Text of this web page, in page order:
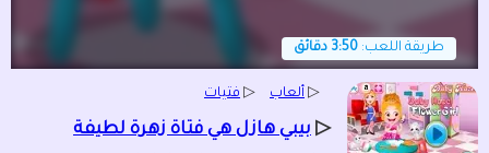
طريقة اللعب: 3:50 دقائق
▷ ألعاب ▷ فتيات
▷ بيبي هازل هي فتاة زهرة لطيفة